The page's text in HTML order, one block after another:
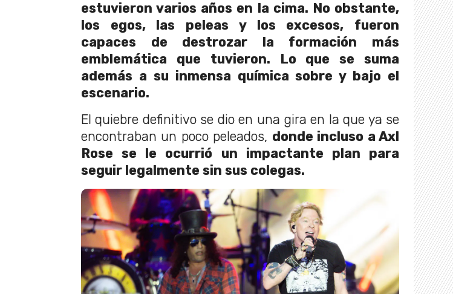
estuvieron varios años en la cima. No obstante,
los egos, las peleas y los excesos, fueron
capaces de destrozar la formación más
emblemática que tuvieron. Lo que se suma
además a su inmensa química sobre y bajo el
escenario.
El quiebre definitivo se dio en una gira en la que ya se
encontraban un poco peleados, donde incluso a Axl
Rose se le ocurrió un impactante plan para
seguir legalmente sin sus colegas.